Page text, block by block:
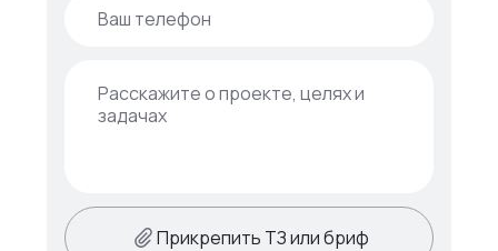
Прикрепить ТЗ или бриф